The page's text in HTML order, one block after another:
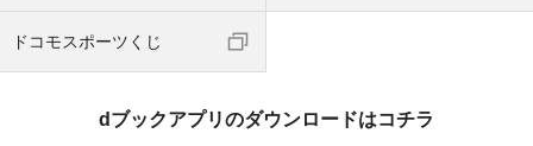
ドコモスポーツくじ
dブックアプリのダウンロードはコチラ